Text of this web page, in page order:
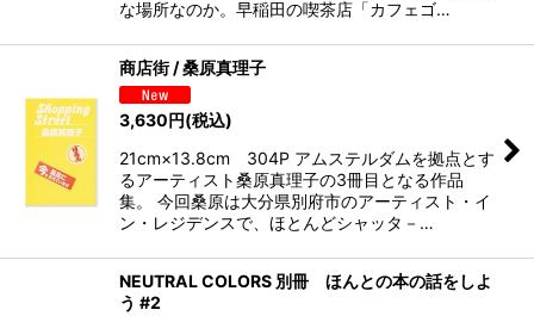
な場所なのか。早稲田の喫茶店「カフェゴ…
商店街 / 桑原真理子
3,630円(税込)
21cm×13.8cm 304P アムステルダムを拠点とす
るアーティスト桑原真理子の3冊目となる作品
集。 今回桑原は大分県別府市のアーティスト・イ
ン・レジデンスで、ほとんどシャッタ－…
NEUTRAL COLORS 別冊 ほんとの本の話をしよ
う #2